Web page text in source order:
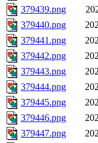
379439.png
379440.png
379441.png
379442.png
379443.png
379444.png
379445.png
379446.png
379447.png